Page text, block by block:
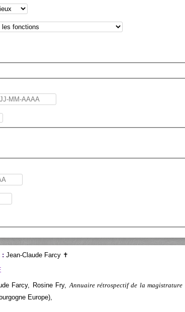
: Jean-Claude Farcy ✝
Farcy, Rosine Fry,Annuaire rétrospectif de la magistrature
Europe),